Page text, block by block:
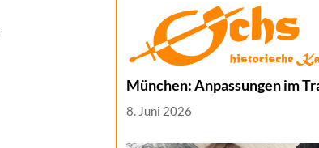
München: Anpassungen im
8. Juni 2026